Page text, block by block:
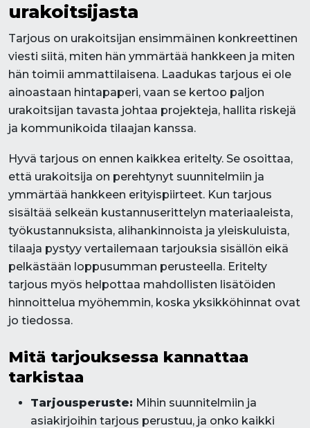
urakoitsijasta
Tarjous on urakoitsijan ensimmäinen konkreettinen
viesti siitä, miten hän ymmärtää hankkeen ja miten
hän toimii ammattilaisena. Laadukas tarjous ei ole
ainoastaan hintapaperi, vaan se kertoo paljon
urakoitsijan tavasta johtaa projekteja, hallita riskejä
ja kommunikoida tilaajan kanssa.
Hyvä tarjous on ennen kaikkea eritelty. Se osoittaa,
että urakoitsija on perehtynyt suunnitelmiin ja
ymmärtää hankkeen erityispiirteet. Kun tarjous
sisältää selkeän kustannuserittelyn materiaaleista,
työkustannuksista, alihankinnoista ja yleiskuluista,
tilaaja pystyy vertailemaan tarjouksia sisällön eikä
pelkästään loppusumman perusteella. Eritelty
tarjous myös helpottaa mahdollisten lisätöiden
hinnoittelua myöhemmin, koska yksikköhinnat ovat
jo tiedossa.
Mitä tarjouksessa kannattaa
tarkistaa
Tarjousperuste: Mihin suunnitelmiin ja
asiakirjoihin tarjous perustuu, ja onko kaikki